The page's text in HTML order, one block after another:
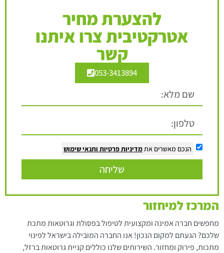
להצערת מחיר
אטרקטיבית צרו איתנו
קשר
053-3413894
הנכם מאשרים אתמדיניות פרטיות ותנאי שימוש
שליחה
המרכז למיחזור
מחפשים חברה אמינה ומקצועית לטיפול בפסולת וגרוטאות מתכת
שלכם? הגעתם למקום הנכון! אנו החברה המובילה בישראל לפינוי
מתכות, פירוק ומחזור. השירותים שלנו כוללים קניית גרוטאות ברזל,